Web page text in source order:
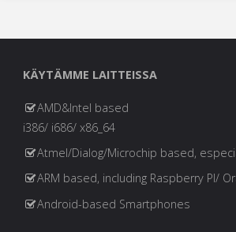
KÄYTÄMME LAITTEISSA
AMD&Intel based
i386/ i686/ x86_64
Atmel/Dialog/Microchip based,
ARM based, including Raspberry PI/
Android-based Smartphones